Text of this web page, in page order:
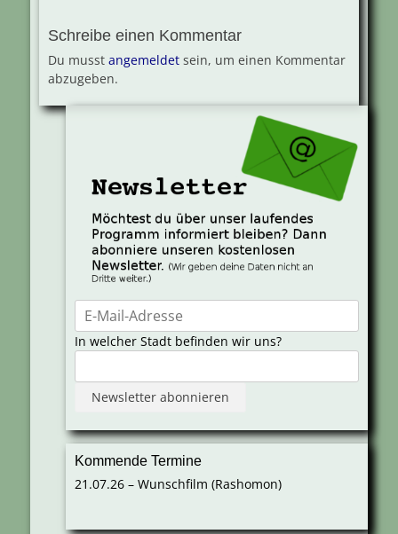
Schreibe einen Kommentar
Du musst angemeldet sein, um einen Kommentar
abzugeben.
In welcher Stadt befinden wir uns?
Kommende Termine
21.07.26 – Wunschfilm (Rashomon)